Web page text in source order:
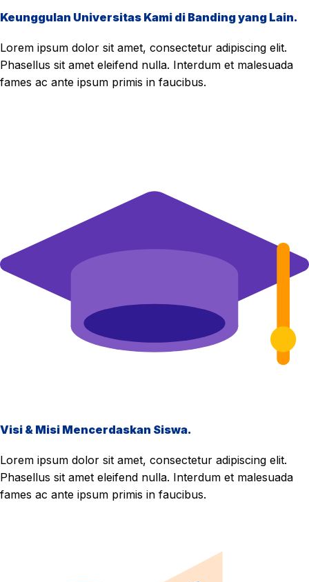
Keunggulan Universitas Kami di Banding yang Lain.
Lorem ipsum dolor sit amet, consectetur adipiscing elit.
Phasellus sit amet eleifend nulla. Interdum et malesuada
fames ac ante ipsum primis in faucibus.
Visi & Misi Mencerdaskan Siswa.
Lorem ipsum dolor sit amet, consectetur adipiscing elit.
Phasellus sit amet eleifend nulla. Interdum et malesuada
fames ac ante ipsum primis in faucibus.